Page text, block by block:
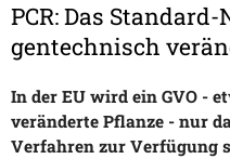
PCR: Das
gentechnisch
In der EU wird ein GVO -
veränderte Pflanze - nur
Verfahren zur Verfügung